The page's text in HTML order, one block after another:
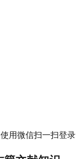
使用微信扫一扫登录